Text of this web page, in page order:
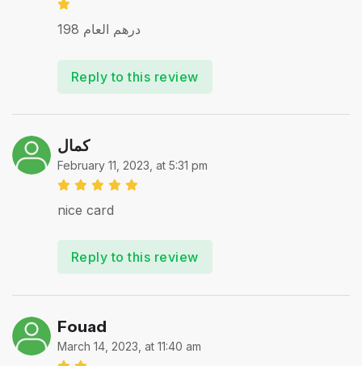
198 درهم العام
Reply to this review
كمال
February 11, 2023, at 5:31 pm
nice card
Reply to this review
Fouad
March 14, 2023, at 11:40 am